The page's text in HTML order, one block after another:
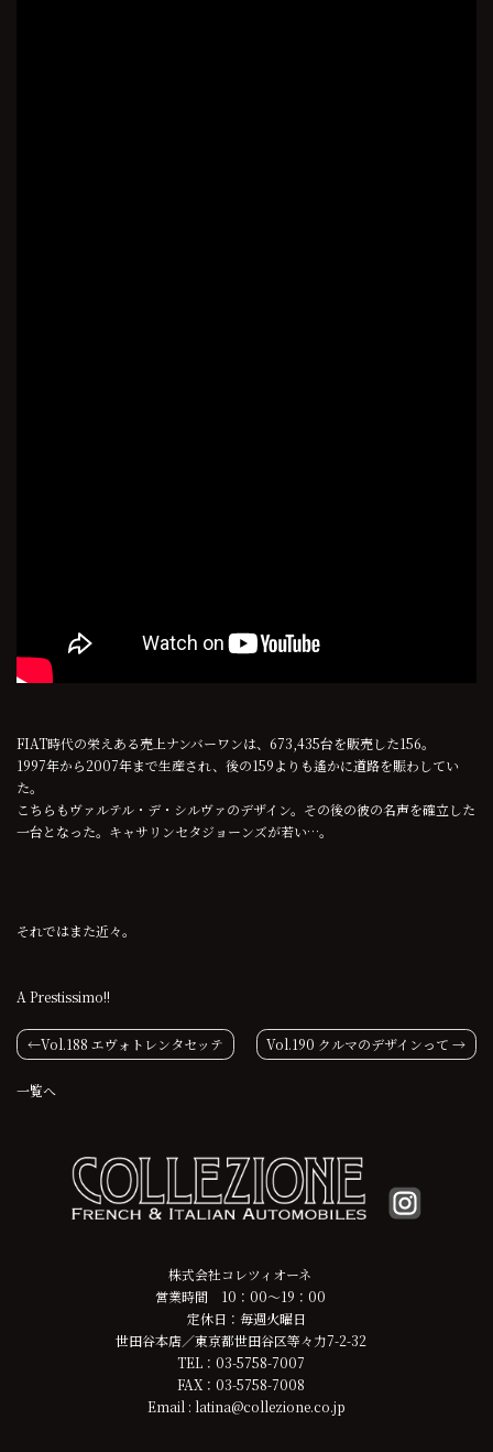
FIAT時代の栄えある売上ナンバーワンは、673,435台を販売した156。
1997年から2007年まで生産され、後の159よりも遙かに道路を賑わしてい
た。
こちらもヴァルテル・デ・シルヴァのデザイン。その後の彼の名声を確立した
一台となった。キャサリンセタジョーンズが若い…。
それではまた近々。
A Prestissimo!!
投
稿
Vol.188 エヴォトレンタセッテ Vol.190 クルマのデザインって
一覧へ
株式会社コレツィオーネ
営業時間 10：00～19：00
定休日：毎週火曜日
世田谷本店／東京都世田谷区等々力7-2-32
TEL：03-5758-7007
FAX：03-5758-7008
Email : latina@collezione.co.jp